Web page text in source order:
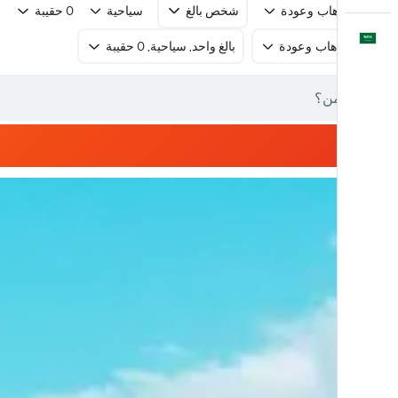
العَرَبِيَّة
رحلة ذهاب وعودة شخص بالغ سياحية 0 حقيبة
رحلة ذهاب وعودة بالغ واحد, سياحية, 0 حقيبة